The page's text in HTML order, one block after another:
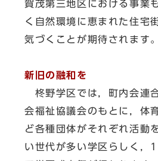
賀茂第三地区における事業
く自然環境に恵まれた住宅
気づくことが期待されます。
新旧の融和を
柊野学区では，町内会連
会福祉協議会のもとに，体
ど各種団体がそれぞれ活
い世代が多い学区らしく，